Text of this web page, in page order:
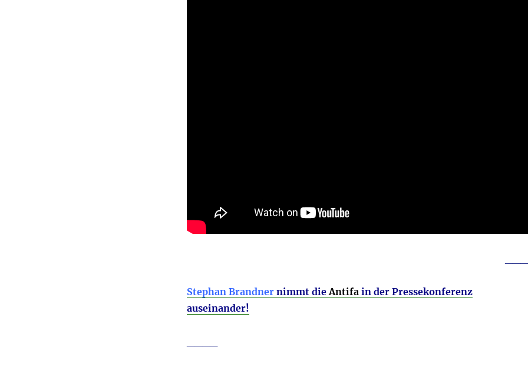
Stephan Brandnernimmt dieAntifain der Pressekonferenz
auseinander!